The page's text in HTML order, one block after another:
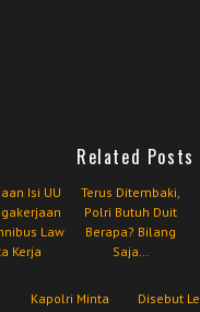
Related Posts
Isi UU
Law
Kerja
Terus Ditembaki,
Polri Butuh Duit
Berapa? Bilang
Saja…
Kapolri Minta
Disebut